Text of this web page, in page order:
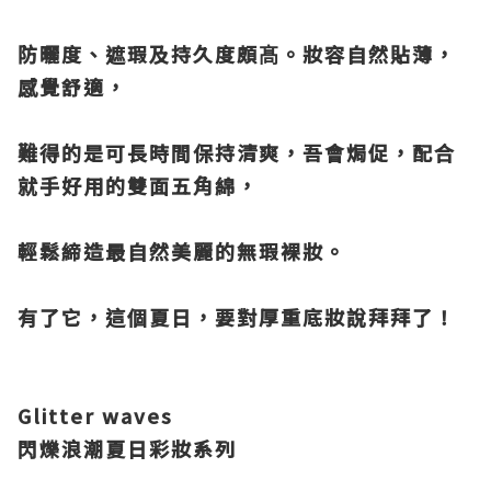
防曬度、遮瑕及持久度頗髙。妝容自然貼薄，
感覺舒適，
難得的是可長時間保持清爽，吾會焗促，配合
就手好用的雙面五角綿，
輕鬆締造最自然美麗的無瑕裸妝。
有了它，這個夏日，要對厚重底妝說拜拜了！
Glitter waves
閃爍浪潮夏日彩妝系列